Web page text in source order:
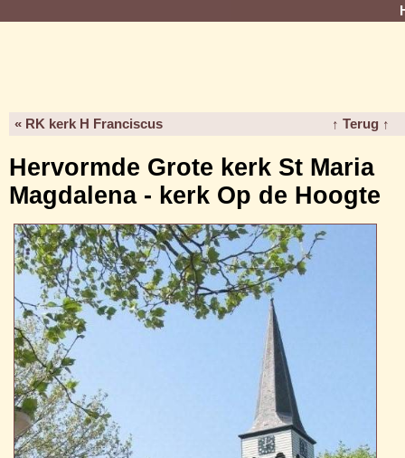
« RK kerk H Franciscus ↑ Terug ↑
Hervormde Grote kerk St Maria
Magdalena - kerk Op de Hoogte